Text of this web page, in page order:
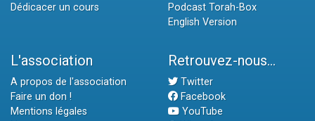
Dédicacer un cours
Podcast Torah-Box
English Version
L'association
A propos de l'association
Faire un don !
Mentions légales
Retrouvez-nous...
Twitter
Facebook
YouTube